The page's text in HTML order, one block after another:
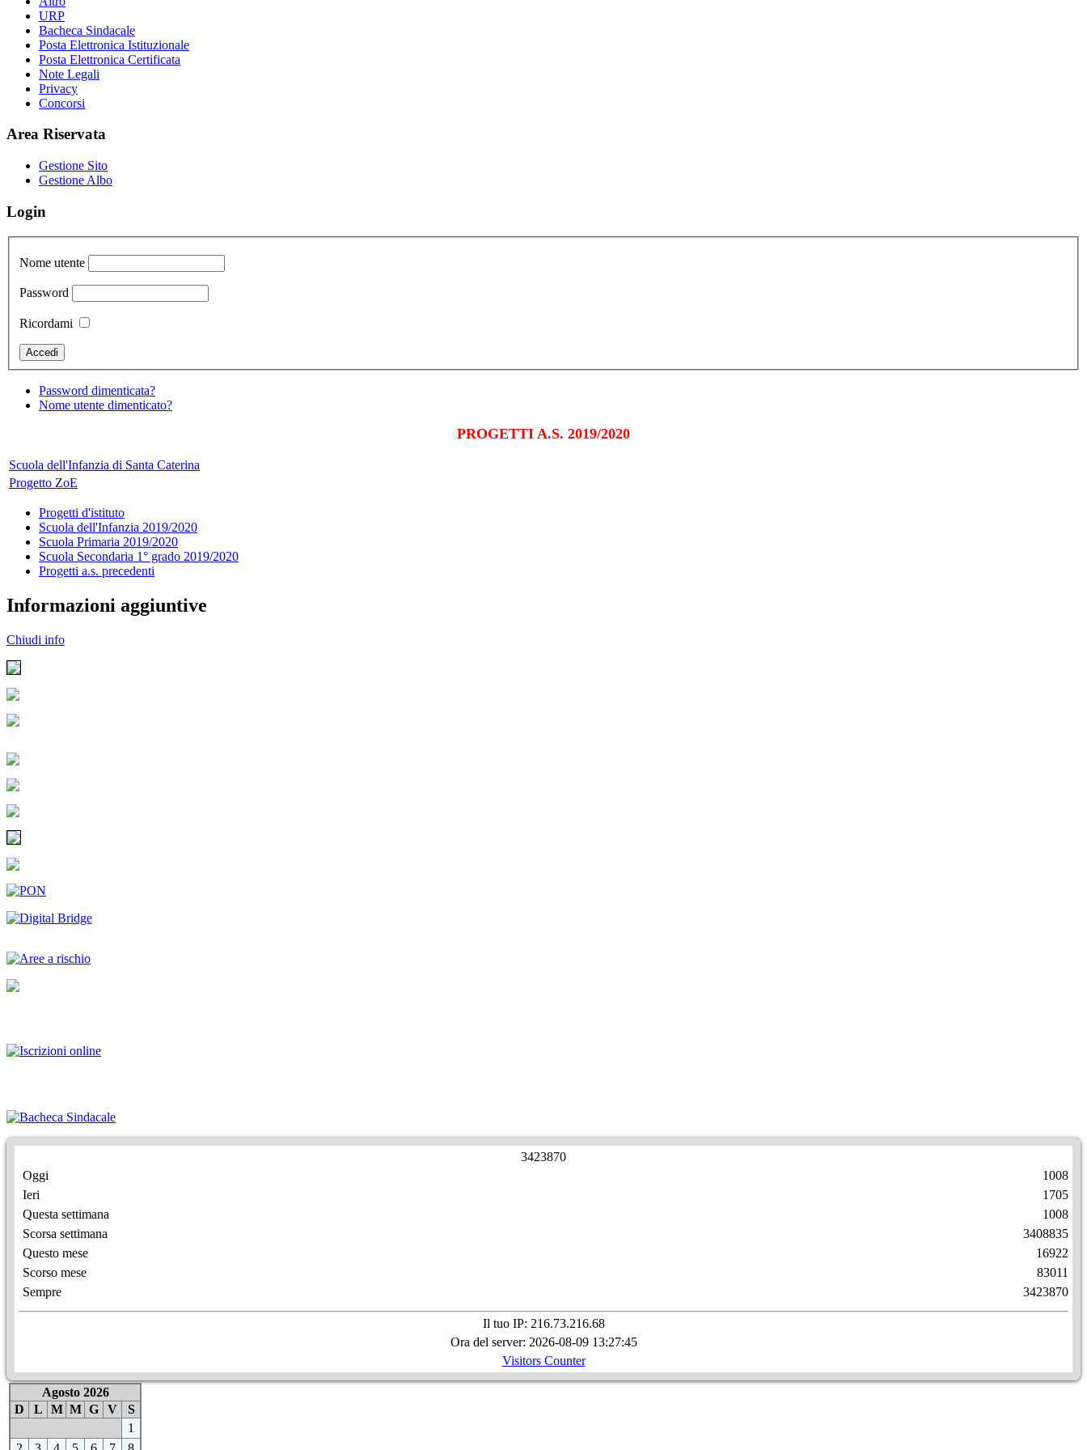
URP
Bacheca Sindacale
Posta Elettronica Istituzionale
Posta Elettronica Certificata
Note Legali
Privacy
Concorsi
Area Riservata
Gestione Sito
Gestione Albo
Login
Nome utente
Password
Ricordami
Password dimenticata?
Nome utente dimenticato?
PROGETTI A.S. 2019/2020
Scuola dell'Infanzia di Santa Caterina
Progetto ZoE
Progetti d'istituto
Scuola dell'Infanzia 2019/2020
Scuola Primaria 2019/2020
Scuola Secondaria 1° grado 2019/2020
Progetti a.s. precedenti
Informazioni aggiuntive
Chiudi info
3423870
Oggi
Ieri
Questa settimana
Scorsa settimana
Questo mese
Scorso mese
Sempre
1008
1705
1008
3408835
16922
83011
3423870
Il tuo IP: 216.73.216.68
Ora del server: 2026-08-09 13:27:45
Visitors Counter
Agosto 2026
D
L M M G V
S
1